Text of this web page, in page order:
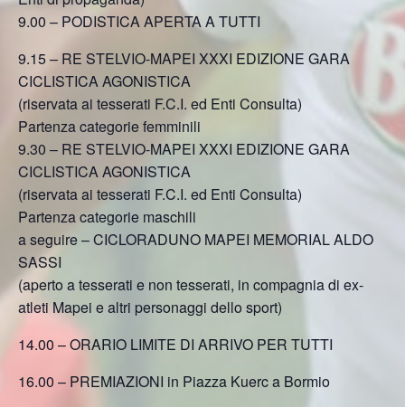
9.00 – PODISTICA APERTA A TUTTI
9.15 – RE STELVIO-MAPEI XXXI EDIZIONE GARA
CICLISTICA AGONISTICA
(riservata ai tesserati F.C.I. ed Enti Consulta)
Partenza categorie femminili
9.30 – RE STELVIO-MAPEI XXXI EDIZIONE GARA
CICLISTICA AGONISTICA
(riservata ai tesserati F.C.I. ed Enti Consulta)
Partenza categorie maschili
a seguire – CICLORADUNO MAPEI MEMORIAL ALDO
SASSI
(aperto a tesserati e non tesserati, in compagnia di ex-
atleti Mapei e altri personaggi dello sport)
14.00 – ORARIO LIMITE DI ARRIVO PER TUTTI
16.00 – PREMIAZIONI in Piazza Kuerc a Bormio